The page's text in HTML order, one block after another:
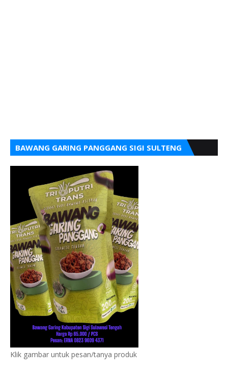
BAWANG GARING PANGGANG SIGI SULTENG
Klik gambar untuk pesan/tanya produk